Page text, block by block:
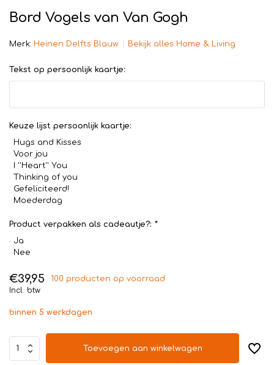
Bord Vogels van Van Gogh
Merk: Heinen Delfts Blauw Bekijk alles Home & Living
Tekst op persoonlijk kaartje:
Keuze lijst persoonlijk kaartje:
Hugs and Kisses
Voor jou
I ''Heart'' You
Thinking of you
Gefeliciteerd!
Moederdag
Product verpakken als cadeautje?: *
Ja
Nee
€39,95
100 producten op voorraad
Incl. btw
binnen 5 werkdagen
Toevoegen aan winkelwagen